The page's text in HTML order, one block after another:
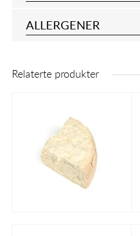
ALLERGENER
Relaterte produkter